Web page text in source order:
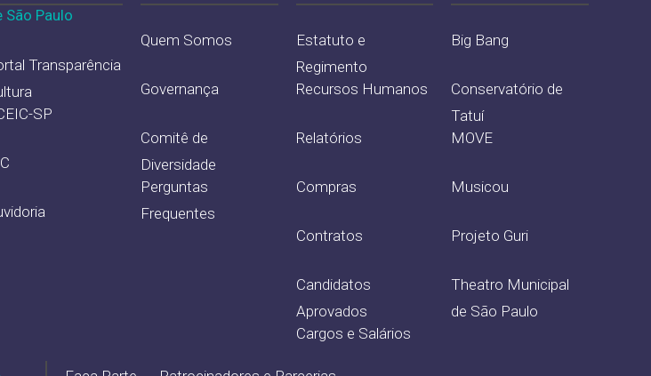
Quem Somos
Governança
Comitê de
Diversidade
Perguntas
Frequentes
Big Bang
Conservatório de
Tatuí
MOVE
Musicou
Projeto Guri
Theatro Municipal
de São Paulo
Estatuto e
Regimento
Recursos Humanos
Relatórios
Compras
Contratos
Candidatos
Aprovados
Cargos e Salários
São Paulo
Transparência
SP